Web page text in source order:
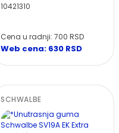
10421310
Cena u radnji: 700 RSD
Web cena: 630 RSD
SCHWALBE